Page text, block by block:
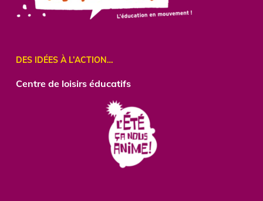
DES IDÉES À L’ACTION…
Centre de loisirs éducatifs